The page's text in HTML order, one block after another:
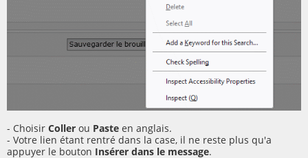
- Choisir Coller ou Paste en anglais.
- Votre lien étant rentré dans la case, il ne reste plus qu'a
appuyer le bouton Insérer dans le message.